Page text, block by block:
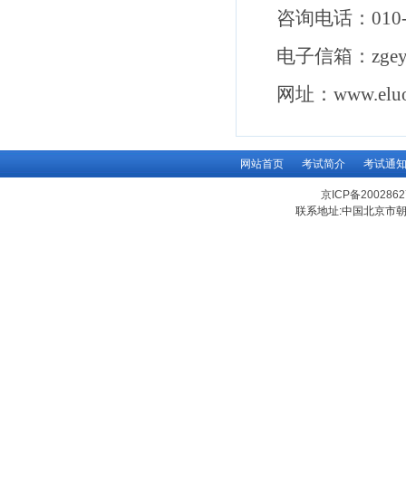
咨询电话：
电子信箱：
网址：
网站首页 考试简介 考试通知
京ICP备
联系地址:中国北京市